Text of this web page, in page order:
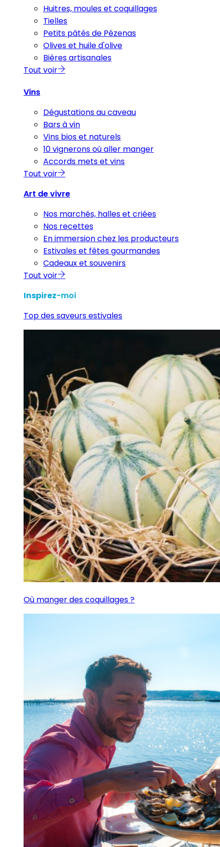
Huitres, moules et coquillages
Tielles
Petits pâtés de Pézenas
Olives et huile d'olive
Bières artisanales
Tout voir
Vins
Dégustations au caveau
Bars à vin
Vins bios et naturels
10 vignerons où aller manger
Accords mets et vins
Tout voir
Art de vivre
Nos marchés, halles et criées
Nos recettes
En immersion chez les producteurs
Estivales et fêtes gourmandes
Cadeaux et souvenirs
Tout voir
Inspirez-moi
Top des saveurs estivales
Où manger des coquillages ?